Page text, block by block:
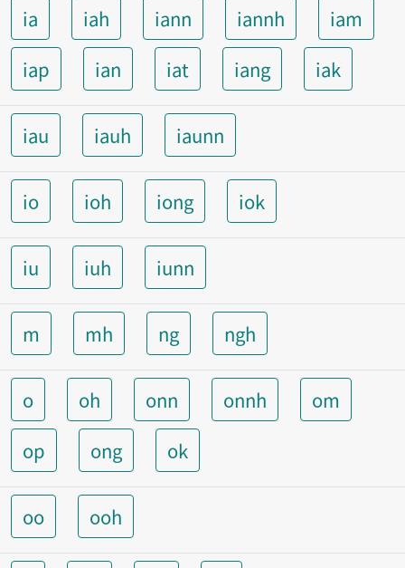
ia iah iann iannh
iam
iap
ian iat iang iak
iau iauh iaunn
io ioh iong iok
iu iuh iunn
m mh ng ngh
o oh onn onnh
om
op
ong ok
oo ooh